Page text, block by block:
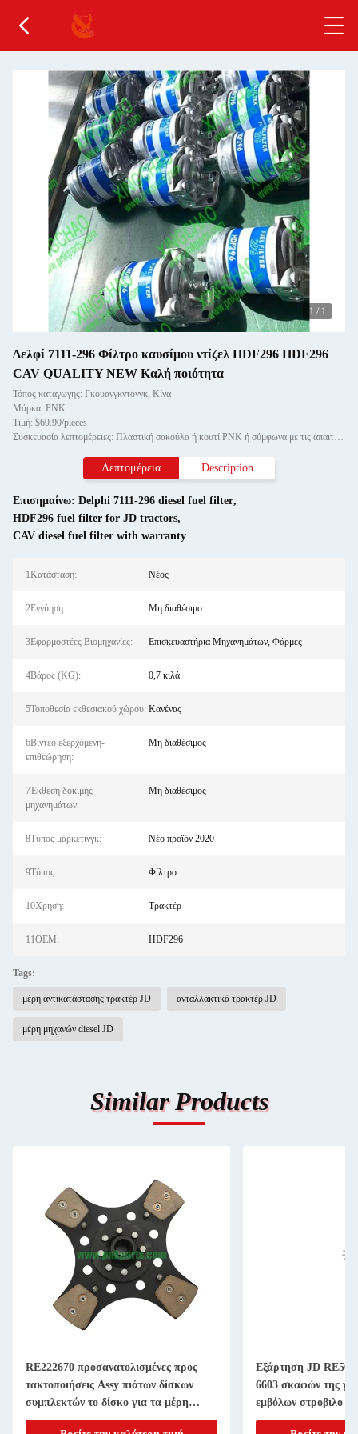
1 / 1
Δελφί 7111-296 Φίλτρο καυσίμου ντίζελ HDF296 HDF296
CAV QUALITY NEW Καλή ποιότητα
Τόπος καταγωγής: Γκουανγκντόνγκ, Κίνα
Μάρκα: PNK
Τιμή: $69.90/pieces
Συσκευασία λεπτομέρειες: Πλαστική σακούλα ή κουτί PNK ή σύμφωνα με τις απαιτήσεις σας.
Λεπτομέρεια Description
Επισημαίνω: Delphi 7111-296 diesel fuel filter,
HDF296 fuel filter for JD tractors,
CAV diesel fuel filter with warranty
1Κατάσταση: Νέος
2Εγγύηση: Μη διαθέσιμο
3Εφαρμοστέες Βιομηχανίες: Επισκευαστήρια Μηχανημάτων, Φάρμες
4Βάρος (KG): 0,7 κιλά
5Τοποθεσία εκθεσιακού χώρου: Κανένας
6Βίντεο εξερχόμενη-
επιθεώρηση:
Μη διαθέσιμος
7Έκθεση δοκιμής
μηχανημάτων:
Μη διαθέσιμος
8Τύπος μάρκετινγκ: Νέο προϊόν 2020
9Τύπος: Φίλτρο
10Χρήση: Τρακτέρ
11OEM: HDF296
Tags:
μέρη αντικατάστασης τρακτέρ JD ανταλλακτικά τρακτέρ JD
μέρη μηχανών diesel JD
Similar Products
RE222670 προσανατολισμένες προς
τακτοποιήσεις Assy πιάτων δίσκων
συμπλεκτών το δίσκο για τα μέρη
μηχανημάτων γεωργίας 11 ίντσα 20
Εξάρτηση JD
6603 σκαφών της
εμβόλων στροβιλο
4045T 6068T